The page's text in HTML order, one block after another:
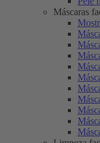
Máscaras